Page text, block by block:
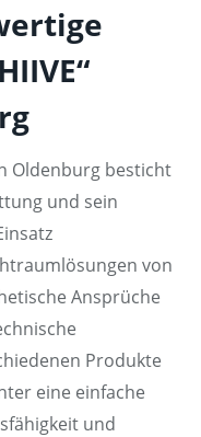
Oldenburg besticht
und sein
von
Ansprüche
Produkte
eine einfache
und